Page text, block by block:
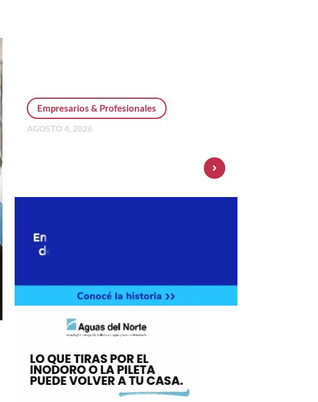
Empresarios & Profesionales
AGOSTO 4, 2026